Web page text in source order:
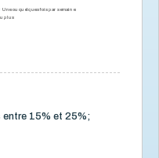
pour différentes
d’environ 17 mois
Une ou quelques fois par semaine
plus
15% et 25%;